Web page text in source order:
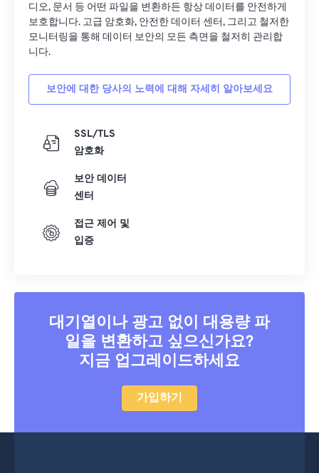
디오, 문서 등 어떤 파일을 변환하든 항상 데이터를 안전하게
보호합니다. 고급 암호화, 안전한 데이터 센터, 그리고 철저한
모니터링을 통해 데이터 보안의 모든 측면을 철저히 관리합
니다.
보안에 대한 당사의 노력에 대해 자세히 알아보세요
SSL/TLS
암호화
보안 데이터
센터
접근 제어 및
입증
대기열이나 광고 없이 대용량 파
일을 변환하고 싶으신가요?
지금 업그레이드하세요
가입하기